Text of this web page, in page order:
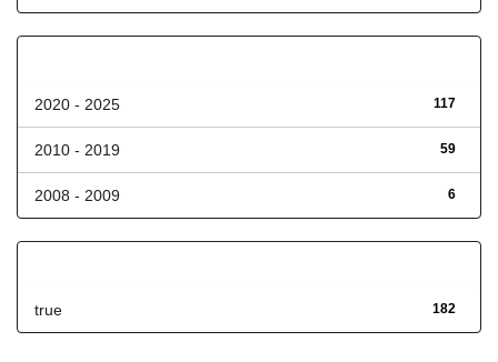
117
2020 - 2025
59
2010 - 2019
6
2008 - 2009
182
true